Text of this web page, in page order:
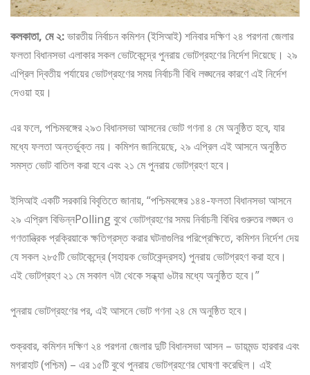
কলকাতা, মে ২:ভারতীয় নির্বাচন কমিশন (ইসিআই) শনিবার দক্ষিণ ২৪ পরগনা জেলার
ফলতা বিধানসভা এলাকার সকল ভোটকেন্দ্রে পুনরায় ভোটগ্রহণের নির্দেশ দিয়েছে। ২৯
এপ্রিল দ্বিতীয় পর্যায়ের ভোটগ্রহণের সময় নির্বাচনী বিধি লঙ্ঘনের কারণে এই নির্দেশ
দেওয়া হয়।
এর ফলে, পশ্চিমবঙ্গের ২৯৩ বিধানসভা আসনের ভোট গণনা ৪ মে অনুষ্ঠিত হবে, যার
মধ্যে ফলতা অন্তর্ভুক্ত নয়। কমিশন জানিয়েছে, ২৯ এপ্রিল এই আসনে অনুষ্ঠিত
সমস্ত ভোট বাতিল করা হবে এবং ২১ মে পুনরায় ভোটগ্রহণ হবে।
ইসিআই একটি সরকারি বিবৃতিতে জানায়, “পশ্চিমবঙ্গের ১৪৪-ফলতা বিধানসভা আসনে
২৯ এপ্রিল বিভিন্নPolling বুথে ভোটগ্রহণের সময় নির্বাচনী বিধির গুরুতর লঙ্ঘন ও
গণতান্ত্রিক প্রক্রিয়াকে ক্ষতিগ্রস্ত করার ঘটনাগুলির পরিপ্রেক্ষিতে, কমিশন নির্দেশ দেয়
যে সকল ২৮৫টি ভোটকেন্দ্রে (সহায়ক ভোটকেন্দ্রসহ) পুনরায় ভোটগ্রহণ করা হবে।
এই ভোটগ্রহণ ২১ মে সকাল ৭টা থেকে সন্ধ্যা ৬টার মধ্যে অনুষ্ঠিত হবে।”
পুনরায় ভোটগ্রহণের পর, এই আসনে ভোট গণনা ২৪ মে অনুষ্ঠিত হবে।
শুক্রবার, কমিশন দক্ষিণ ২৪ পরগনা জেলার দুটি বিধানসভা আসন – ডায়মন্ড হারবার এবং
মগরাহাট (পশ্চিম) – এর ১৫টি বুথে পুনরায় ভোটগ্রহণের ঘোষণা করেছিল। এই